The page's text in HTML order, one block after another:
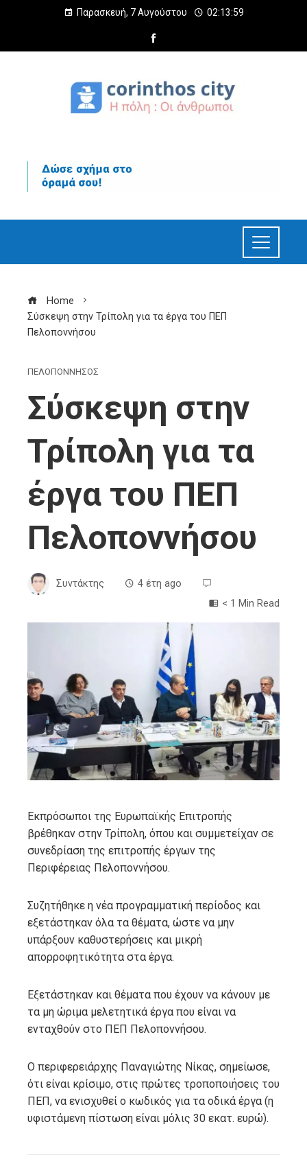
Παρασκευή, 7 Αυγούστου 02:14:00
Home
Σύσκεψη στην Τρίπολη για τα έργα του ΠΕΠ
Πελοποννήσου
ΠΕΛΟΠΟΝΝΗΣΟΣ
Σύσκεψη στην
Τρίπολη για τα
έργα του ΠΕΠ
Πελοποννήσου
Συντάκτης
4 έτη ago
< 1 Min Read
Εκπρόσωποι της Ευρωπαϊκής Επιτροπής
βρέθηκαν στην Τρίπολη, όπου και συμμετείχαν σε
συνεδρίαση της επιτροπής έργων της
Περιφέρειας Πελοποννήσου.
Συζητήθηκε η νέα προγραμματική περίοδος και
εξετάστηκαν όλα τα θέματα, ώστε να μην
υπάρξουν καθυστερήσεις και μικρή
απορροφητικότητα στα έργα.
Εξετάστηκαν και θέματα που έχουν να κάνουν με
τα μη ώριμα μελετητικά έργα που είναι να
ενταχθούν στο ΠΕΠ Πελοποννήσου.
Ο περιφερειάρχης Παναγιώτης Νίκας, σημείωσε,
ότι είναι κρίσιμο, στις πρώτες τροποποιήσεις του
ΠΕΠ, να ενισχυθεί ο κωδικός για τα οδικά έργα (η
υφιστάμενη πίστωση είναι μόλις 30 εκατ. ευρώ).